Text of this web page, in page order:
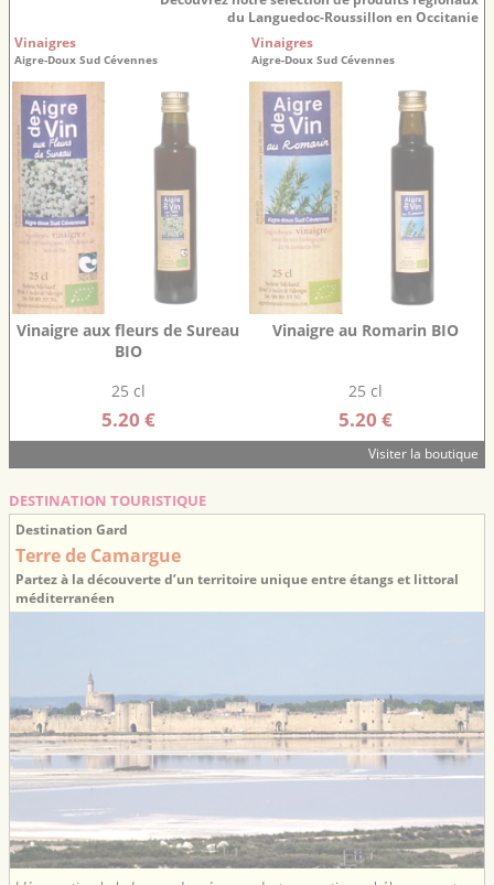
du Languedoc-Roussillon en Occitanie
Vinaigres
Aigre-Doux Sud Cévennes
Vinaigre aux fleurs de Sureau
BIO
25 cl
5.20 €
Vinaigres
Aigre-Doux Sud Cévennes
Vinaigre au Romarin BIO
25 cl
5.20 €
Visiter la boutique
DESTINATION TOURISTIQUE
Destination Gard
Terre de Camargue
Partez à la découverte d’un territoire unique entre étangs et littoral
méditerranéen